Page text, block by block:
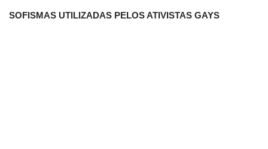
SOFISMAS UTILIZADAS PELOS ATIVISTAS GAYS